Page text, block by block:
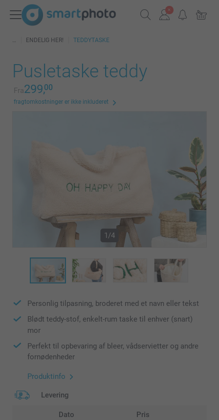
ENDELIG HER! TEDDYTASKE
Pusletaske teddy
Fra299,00
fragtomkostninger er ikke inkluderet
1/4
Personlig tilpasning, broderet med et navn eller tekst
Blødt teddy-stof, enkelt-rum taske til enhver (snart)
mor
Perfekt til opbevaring af bleer, vådservietter og andre
fornødenheder
Produktinfo
Levering
Dato Pris